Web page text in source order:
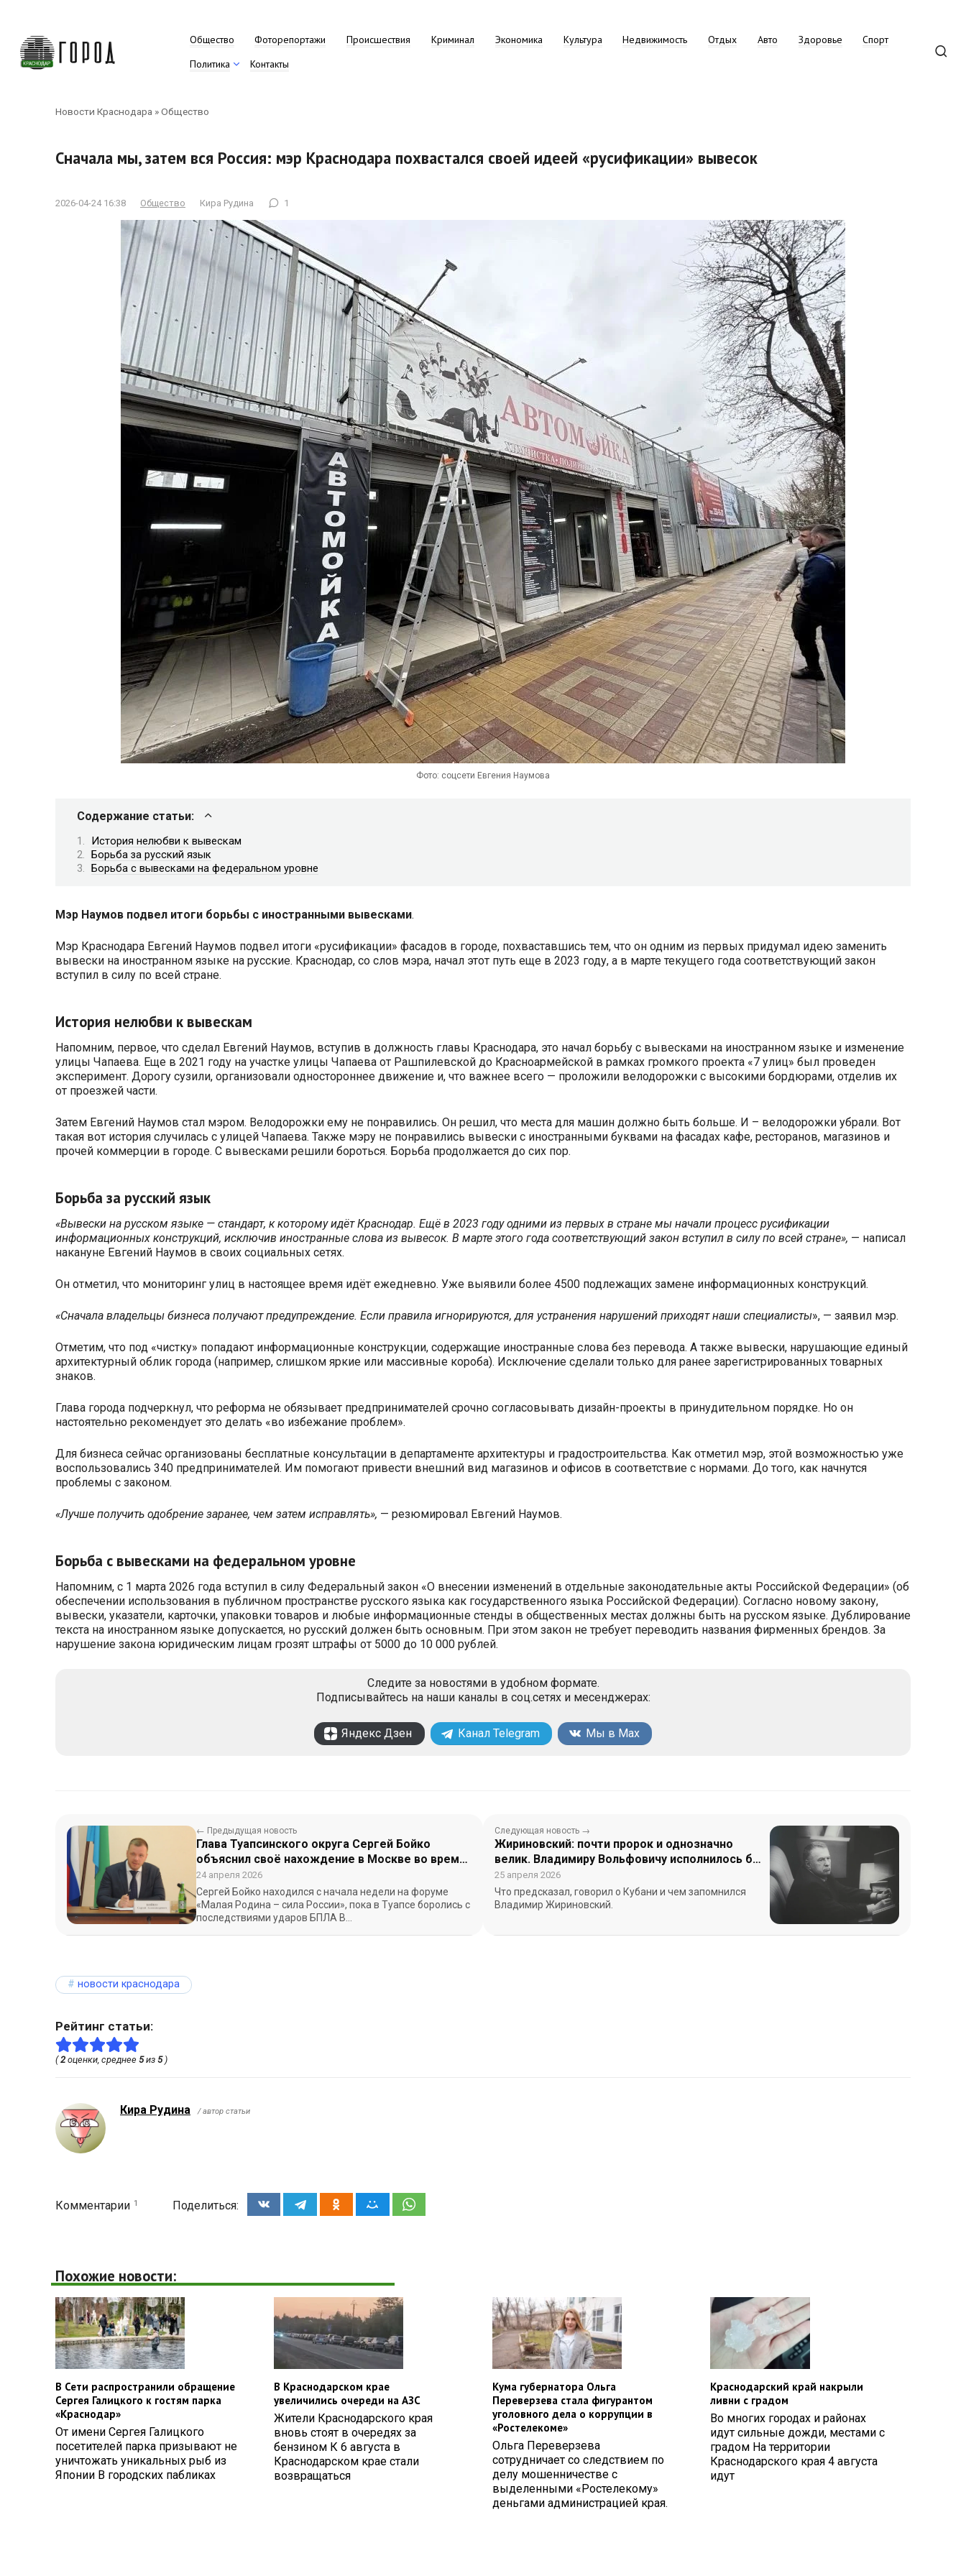
контенту
Общество Фоторепортажи Происшествия Криминал Экономика Культура Недвижимость Отдых Авто Здоровье
Спорт
Политика
Контакты
Новости Краснодара »Общество
Сначала мы, затем вся Россия: мэр Краснодара похвастался своей идеей «русификации» вывесок
2026-04-24 16:38 Общество Кира Рудина 1
Фото: соцсети Евгения Наумова
Содержание статьи:
История нелюбви к вывескам
Борьба за русский язык
Борьба с вывесками на федеральном уровне
Мэр Наумов подвел итоги борьбы с иностранными вывесками.
Мэр Краснодара Евгений Наумов подвел итоги «русификации» фасадов в городе, похваставшись тем, что он одним из первых придумал идею заменить
вывески на иностранном языке на русские. Краснодар, со слов мэра, начал этот путь еще в 2023 году, а в марте текущего года соответствующий закон
вступил в силу по всей стране.
История нелюбви к вывескам
Напомним, первое, что сделал Евгений Наумов, вступив в должность главы Краснодара, это начал борьбу с вывесками на иностранном языке и изменение
улицы Чапаева. Еще в 2021 году на участке улицы Чапаева от Рашпилевской до Красноармейской в рамках громкого проекта «7 улиц» был проведен
эксперимент. Дорогу сузили, организовали одностороннее движение и, что важнее всего — проложили велодорожки с высокими бордюрами, отделив их
от проезжей части.
Затем Евгений Наумов стал мэром. Велодорожки ему не понравились. Он решил, что места для машин должно быть больше. И – велодорожки убрали. Вот
такая вот история случилась с улицей Чапаева. Также мэру не понравились вывески с иностранными буквами на фасадах кафе, ресторанов, магазинов и
прочей коммерции в городе. С вывесками решили бороться. Борьба продолжается до сих пор.
Борьба за русский язык
«Вывески на русском языке — стандарт, к которому идёт Краснодар. Ещё в 2023 году одними из первых в стране мы начали процесс русификации
информационных конструкций, исключив иностранные слова из вывесок. В марте этого года соответствующий закон вступил в силу по всей стране», — написал
накануне Евгений Наумов в своих социальных сетях.
Он отметил, что мониторинг улиц в настоящее время идёт ежедневно. Уже выявили более 4500 подлежащих замене информационных конструкций.
«Сначала владельцы бизнеса получают предупреждение. Если правила игнорируются, для устранения нарушений приходят наши специалисты», — заявил мэр.
Отметим, что под «чистку» попадают информационные конструкции, содержащие иностранные слова без перевода. А также вывески, нарушающие единый
архитектурный облик города (например, слишком яркие или массивные короба). Исключение сделали только для ранее зарегистрированных товарных
знаков.
Глава города подчеркнул, что реформа не обязывает предпринимателей срочно согласовывать дизайн-проекты в принудительном порядке. Но он
настоятельно рекомендует это делать «во избежание проблем».
Для бизнеса сейчас организованы бесплатные консультации в департаменте архитектуры и градостроительства. Как отметил мэр, этой возможностью уже
воспользовались 340 предпринимателей. Им помогают привести внешний вид магазинов и офисов в соответствие с нормами. До того, как начнутся
проблемы с законом.
«Лучше получить одобрение заранее, чем затем исправлять», — резюмировал Евгений Наумов.
Борьба с вывесками на федеральном уровне
Напомним, с 1 марта 2026 года вступил в силу Федеральный закон «О внесении изменений в отдельные законодательные акты Российской Федерации» (об
обеспечении использования в публичном пространстве русского языка как государственного языка Российской Федерации). Согласно новому закону,
вывески, указатели, карточки, упаковки товаров и любые информационные стенды в общественных местах должны быть на русском языке. Дублирование
текста на иностранном языке допускается, но русский должен быть основным. При этом закон не требует переводить названия фирменных брендов. За
нарушение закона юридическим лицам грозят штрафы от 5000 до 10 000 рублей.
Следите за новостями в удобном формате.
Подписывайтесь на наши каналы в соц.сетях и месенджерах:
Яндекс Дзен Канал Telegram Мы в Max
← Предыдущая новость
Глава Туапсинского округа Сергей Бойко
объяснил своё нахождение в Москве во время
экологического бедствия
24 апреля 2026
Сергей Бойко находился с начала недели на форуме
«Малая Родина – сила России», пока в Туапсе боролись с
последствиями ударов БПЛА В…
Следующая новость →
Жириновский: почти пророк и однозначно
велик. Владимиру Вольфовичу исполнилось бы
80 лет
25 апреля 2026
Что предсказал, говорил о Кубани и чем запомнился
Владимир Жириновский.
новости краснодара
Рейтинг статьи:
(2 оценки, среднее 5из 5)
Кира Рудина / автор статьи
Комментарии 1 Поделиться:
Похожие новости:
В Сети распространили обращение
Сергея Галицкого к гостям парка
«Краснодар»
От имени Сергея Галицкого
посетителей парка призывают не
уничтожать уникальных рыб из
Японии В городских пабликах
В Краснодарском крае
увеличились очереди на АЗС
Жители Краснодарского края
вновь стоят в очередях за
бензином К 6 августа в
Краснодарском крае стали
возвращаться
Кума губернатора Ольга
Переверзева стала фигурантом
уголовного дела о коррупции в
«Ростелекоме»
Ольга Переверзева
сотрудничает со следствием по
делу мошенничестве с
выделенными «Ростелекому»
деньгами администрацией края.
Краснодарский край накрыли
ливни с градом
Во многих городах и районах
идут сильные дожди, местами с
градом На территории
Краснодарского края 4 августа
идут